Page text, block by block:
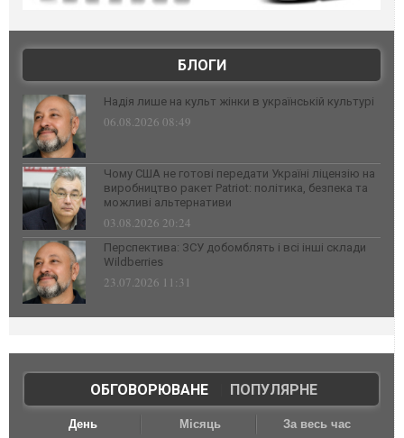
БЛОГИ
Надія лише на культ жінки в українській культурі
06.08.2026 08:49
Чому США не готові передати Україні ліцензію на
виробництво ракет Patriot: політика, безпека та
можливі альтернативи
03.08.2026 20:24
Перспектива: ЗСУ добомблять і всі інші склади
Wildberries
23.07.2026 11:31
ОБГОВОРЮВАНЕ| ПОПУЛЯРНЕ
День Місяць За весь час